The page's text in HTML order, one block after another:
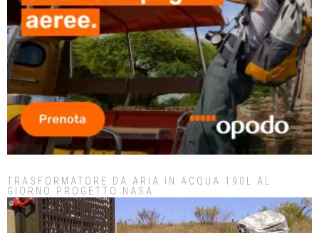
TRASFORMATORE DA ARIA IN ACQUA 190L AL
GIORNO PROGETTO NASA